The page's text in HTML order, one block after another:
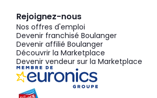
Rejoignez-nous
Nos offres d'emploi
Devenir franchisé Boulanger
Devenir affilié Boulanger
Découvrir la Marketplace
Devenir vendeur sur la Marketplace